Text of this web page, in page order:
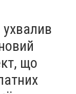
ухвалив
що